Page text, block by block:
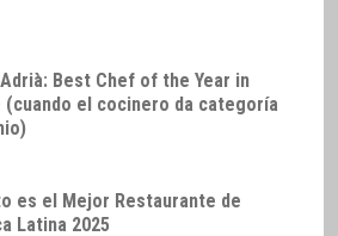
Best Chef of the Year in
(cuando el cocinero da categoría
es el Mejor Restaurante de
Latina 2025